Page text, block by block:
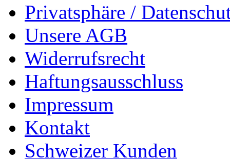
Privatsphäre /
Unsere AGB
Widerrufsrecht
Haftungsausschluss
Impressum
Kontakt
Schweizer Kunden